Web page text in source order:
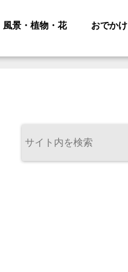
風景・植物・花 おでかけ